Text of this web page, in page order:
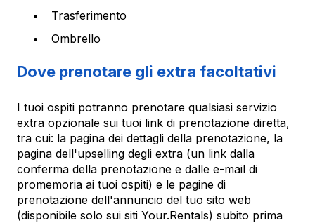
Trasferimento
Ombrello
Dove prenotare gli extra facoltativi
I tuoi ospiti potranno prenotare qualsiasi servizio
extra opzionale sui tuoi link di prenotazione diretta,
tra cui: la pagina dei dettagli della prenotazione, la
pagina dell'upselling degli extra (un link dalla
conferma della prenotazione e dalle e-mail di
promemoria ai tuoi ospiti) e le pagine di
prenotazione dell'annuncio del tuo sito web
(disponibile solo sui siti Your.Rentals) subito prima